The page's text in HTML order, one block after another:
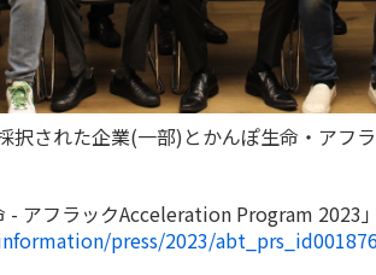
択された企業(一部)とかんぽ生命・アフ
アフラックAcceleration Program 2023
press/2023/